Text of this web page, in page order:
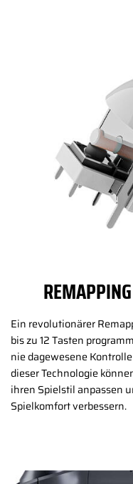
Ein revolutionärer
bis zu 12 Tasten
nie dagewesene
dieser Technologie
ihren Spielstil anpassen
Spielkomfort verbessern.